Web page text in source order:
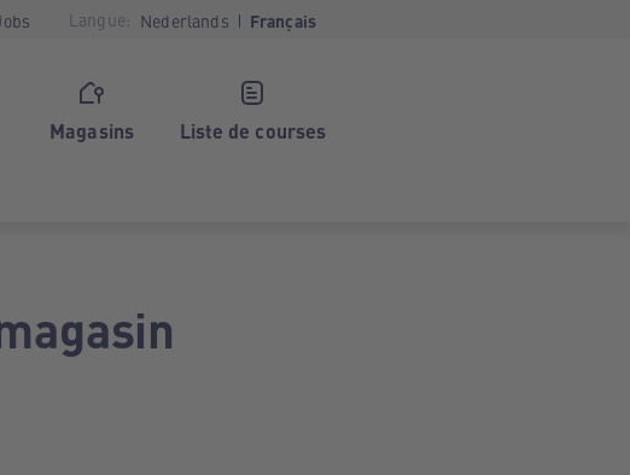
Jobs Langue: Nederlands Français
Magasins Liste de courses